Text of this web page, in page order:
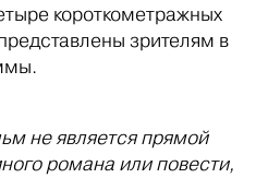
короткометражных
зрителям в
не является прямой
романа или повести,